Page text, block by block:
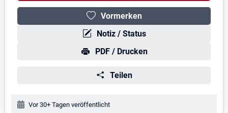
Vormerken
Notiz / Status
PDF / Drucken
Teilen
Veröffentlichungsdatum:
Vor 30+ Tagen veröffentlicht